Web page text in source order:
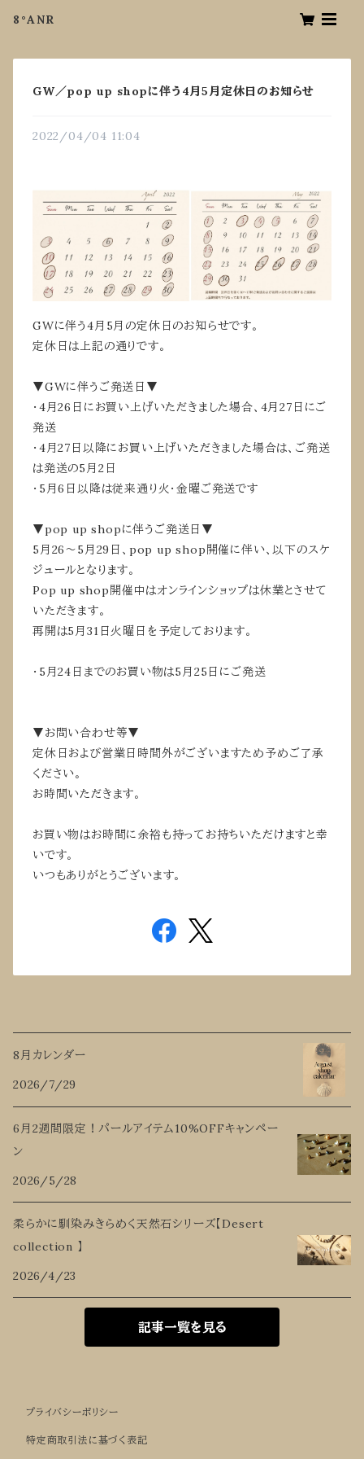
8°ANR
GW／pop up shopに伴う4月5月定休日のお知らせ
2022/04/04 11:04
GWに伴う4月5月の定休日のお知らせです。
定休日は上記の通りです。
▼GWに伴うご発送日▼
・4月26日にお買い上げいただきました場合、4月27日にご
発送
・4月27日以降にお買い上げいただきました場合は、ご発送
は発送の5月2日
・5月6日以降は従来通り火・金曜ご発送です
▼pop up shopに伴うご発送日▼
5月26〜5月29日、pop up shop開催に伴い、以下のスケ
ジュールとなります。
Pop up shop開催中はオンラインショップは休業とさせて
いただきます。
再開は5月31日火曜日を予定しております。
・5月24日までのお買い物は5月25日にご発送
▼お問い合わせ等▼
定休日および営業日時間外がございますため予めご了承
ください。
お時間いただきます。
お買い物はお時間に余裕も持ってお持ちいただけますと幸
いです。
いつもありがとうございます。
8月カレンダー
2026/7/29
6月2週間限定！パールアイテム10%OFFキャンペー
ン
2026/5/28
柔らかに馴染みきらめく天然石シリーズ【Desert
collection 】
2026/4/23
記事一覧を見る
プライバシーポリシー
特定商取引法に基づく表記